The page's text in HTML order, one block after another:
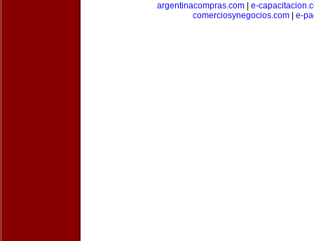
argentinacompras.com| e-
comerciosynegocios.com
e-